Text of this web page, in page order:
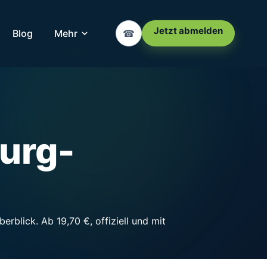
Blog Mehr ☎ Jetzt abmelden
Ab 19,70 €, offiziell und mit